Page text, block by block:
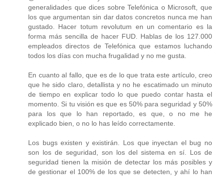
generalidades que dices sobre Telefónica o Microsoft, que
los que argumentan sin dar datos concretos nunca me han
gustado. Hacer totum revolutum en un comentario es la
forma más sencilla de hacer FUD. Hablas de los 127.000
empleados directos de Telefónica que estamos luchando
todos los días con mucha frugalidad y no me gusta.
En cuanto al fallo, que es de lo que trata este artículo, creo
que he sido claro, detallista y no he escatimado un minuto
de tiempo en explicar todo lo que puedo contar hasta el
momento. Si tu visión es que es 50% para seguridad y 50%
para los que lo han reportado, es que, o no me he
explicado bien, o no lo has leído correctamente.
Los bugs existen y existirán. Los que inyectan el bug no
son los de seguridad, son los del sistema en sí. Los de
seguridad tienen la misión de detectar los más posibles y
de gestionar el 100% de los que se detecten, y ahí lo han